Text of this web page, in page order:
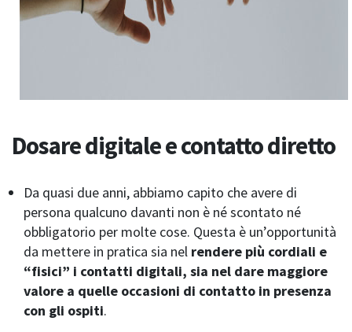
Dosare digitale e contatto diretto
Da quasi due anni, abbiamo capito che avere di
persona qualcuno davanti non è né scontato né
obbligatorio per molte cose. Questa è un’opportunità
da mettere in pratica sia nel rendere più cordiali e
“fisici” i contatti digitali, sia nel dare maggiore
valore a quelle occasioni di contatto in presenza
con gli ospiti.